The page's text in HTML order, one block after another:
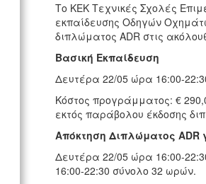
Το ΚΕΚ Τεχνικές Σχολές
εκπαίδευσης Οδηγών
διπλώματος ADR στις
Βασική Εκπαίδευση
Δευτέρα 22/05 ώρα 16:00-
Κόστος προγράμματος: €
εκτός παράβολου έκδοσης
Απόκτηση Διπλώματος
Δευτέρα 22/05 ώρα 16:00-
16:00-22:30 σύνολο 32 ωρών.